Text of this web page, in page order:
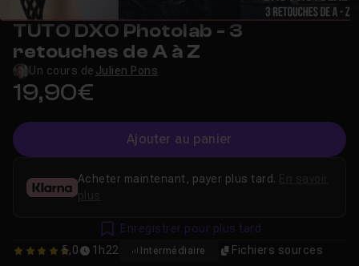
TUTO DXO Photolab - 3
retouches de A à Z
Un cours de Julien Pons
19,90€
Ajouter au panier
5 5,0 1h22 Intermédiaire Fichiers sources
Acheter maintenant, payer plus tard.
plus
Enregistrer pour plus tard